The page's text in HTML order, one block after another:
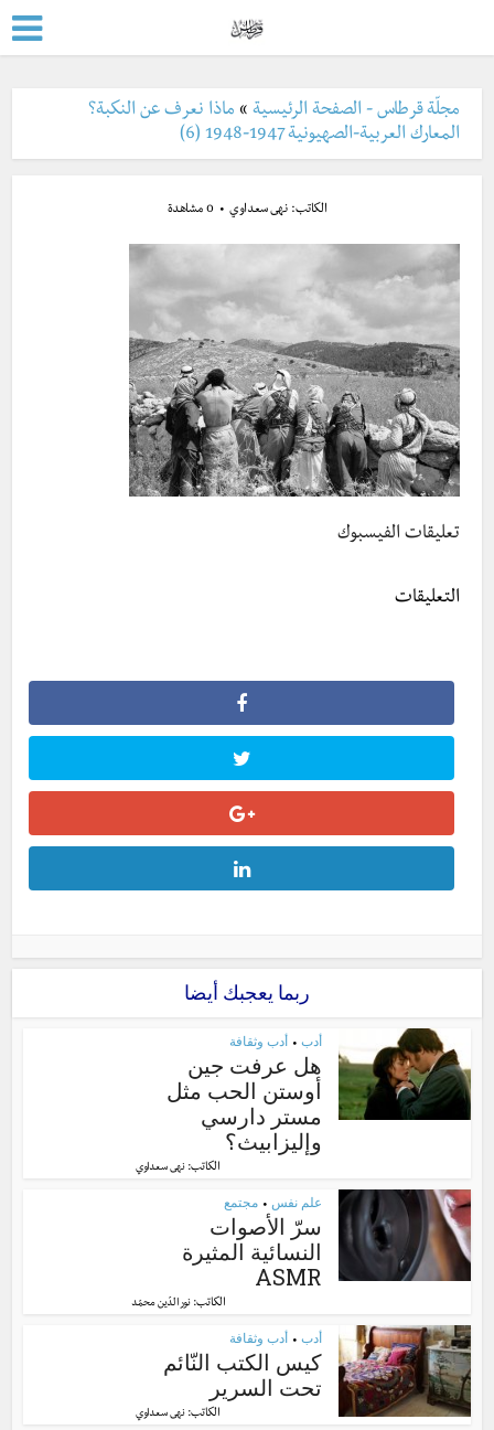
مجلّة قرطاس - الصفحة الرئيسية » ماذا نعرف عن النكبة؟
المعارك العربية-الصهيونية 1947-1948 (6)
الكاتب:نهى سعداوي 0 مشاهدة
تعليقات الفيسبوك
التعليقات
ربما يعجبك أيضا
أدب • أدب وثقافة
هل عرفت جين
أوستن الحب مثل
مستر دارسي
وإليزابيث؟
الكاتب: نهى سعداوي
علم نفس • مجتمع
سرّ الأصوات
النسائية المثيرة
ASMR
الكاتب:نور الدّين محمّد
أدب • أدب وثقافة
كيس الكتب النّائم
تحت السرير
الكاتب: نهى سعداوي